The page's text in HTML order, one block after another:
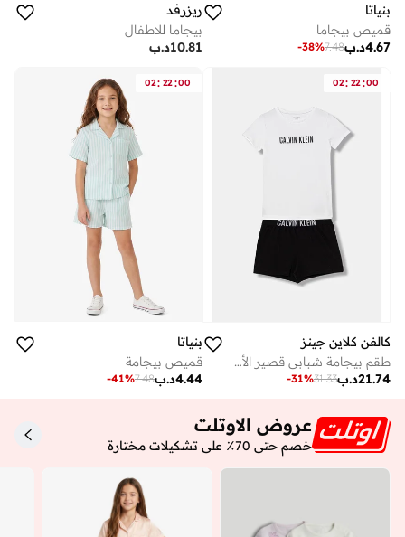
بنياتا
قميص بيجاما
د.ب4.67
7.48
-38%
ريزرفد
بيجاما للاطفال
د.ب10.81
02: 22 :00
كالفن كلاين جينز
طقم بيجامة شبابي قصير الأكمام وشورت
د.ب21.74
31.33
-31%
02: 22 :00
بنياتا
قميص بيجامة
د.ب4.44
7.48
-41%
عروض الاوتلت
خصم حتى 70٪ على تشكيلات مختارة